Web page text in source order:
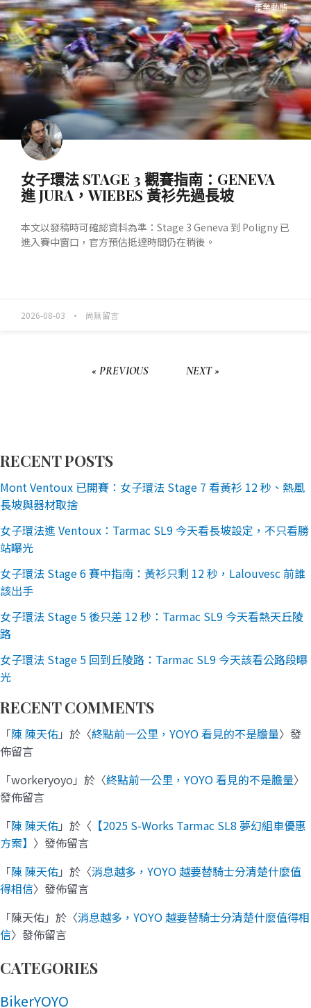
產業動態
女子環法 STAGE 3 觀賽指南：GENEVA
進 JURA，WIEBES 黃衫先過長坡
本文以發稿時可確認資料為準：Stage 3 Geneva 到 Poligny 已
進入賽中窗口，官方預估抵達時間仍在稍後。
2026-08-03 尚無留言
« PREVIOUS NEXT »
RECENT POSTS
Mont Ventoux 已開賽：女子環法 Stage 7 看黃衫 12 秒、熱風
長坡與器材取捨
女子環法進 Ventoux：Tarmac SL9 今天看長坡設定，不只看勝
站曝光
女子環法 Stage 6 賽中指南：黃衫只剩 12 秒，Lalouvesc 前誰
該出手
女子環法 Stage 5 後只差 12 秒：Tarmac SL9 今天看熱天丘陵
路
女子環法 Stage 5 回到丘陵路：Tarmac SL9 今天該看公路段曝
光
RECENT COMMENTS
「陳 陳天佑」於〈終點前一公里，YOYO 看見的不是膽量〉發
佈留言
「workeryoyo 」於〈終點前一公里，YOYO 看見的不是膽量〉
發佈留言
「陳 陳天佑」於〈 【2025 S-Works Tarmac SL8 夢幻組車優惠
方案】 〉發佈留言
「陳 陳天佑」於〈消息越多，YOYO 越要替騎士分清楚什麼值
得相信〉發佈留言
「陳天佑」於〈消息越多，YOYO 越要替騎士分清楚什麼值得相
信〉發佈留言
CATEGORIES
BikerYOYO